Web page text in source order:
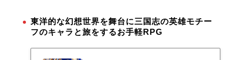
東洋的な幻想世界を舞台に三国志の英雄モチー
フのキャラと旅をするお手軽RPG